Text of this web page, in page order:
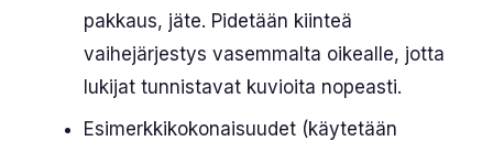
pakkaus, jäte. Pidetään kiinteä
vaihejärjestys vasemmalta oikealle, jotta
lukijat tunnistavat kuvioita nopeasti.
Esimerkkikokonaisuudet (käytetään